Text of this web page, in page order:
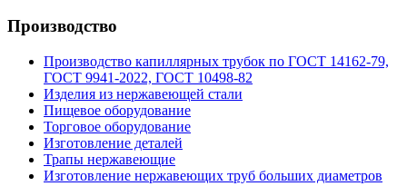
Производство
Производство капиллярных трубок по ГОСТ 14162-79,
ГОСТ 9941-2022, ГОСТ 10498-82
Изделия из нержавеющей стали
Пищевое оборудование
Торговое оборудование
Изготовление деталей
Трапы нержавеющие
Изготовление нержавеющих труб больших диаметров